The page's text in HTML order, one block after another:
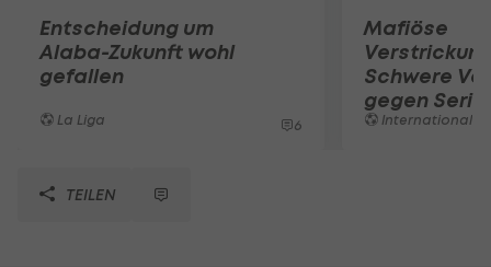
Entscheidung um
Alaba-Zukunft wohl
gefallen
La Liga 6
Mafiöse
Schwere
gegen
International
TEILEN